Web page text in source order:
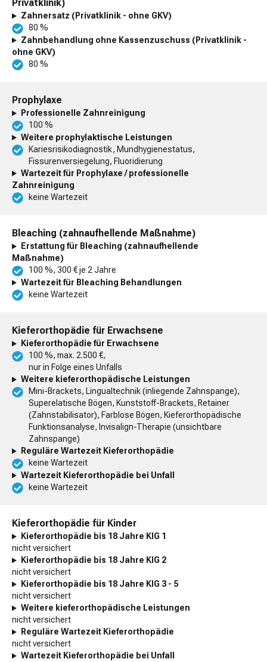
Privatklinik)
Zahnersatz (Privatklinik - ohne GKV)
80 %
Zahnbehandlung ohne Kassenzuschuss (Privatklinik -
ohne GKV)
80 %
Prophylaxe
Professionelle Zahnreinigung
100 %
Weitere prophylaktische Leistungen
Kariesrisikodiagnostik, Mundhygienestatus,
Fissurenversiegelung, Fluoridierung
Wartezeit für Prophylaxe / professionelle
Zahnreinigung
keine Wartezeit
Bleaching (zahnaufhellende Maßnahme)
Erstattung für Bleaching (zahnaufhellende
Maßnahme)
100 %, 300 € je 2 Jahre
Wartezeit für Bleaching Behandlungen
keine Wartezeit
Kieferorthopädie für Erwachsene
Kieferorthopädie für Erwachsene
100 %, max. 2.500 €,
nur in Folge eines Unfalls
Weitere kieferorthopädische Leistungen
Mini-Brackets, Lingualtechnik (inliegende Zahnspange),
Superelatische Bögen, Kunststoff-Brackets, Retainer
(Zahnstabilisator), Farblose Bögen, Kieferorthopädische
Funktionsanalyse, Invisalign-Therapie (unsichtbare
Zahnspange)
Reguläre Wartezeit Kieferorthopädie
keine Wartezeit
Wartezeit Kieferorthopädie bei Unfall
keine Wartezeit
Kieferorthopädie für Kinder
Kieferorthopädie bis 18 Jahre KIG 1
nicht versichert
Kieferorthopädie bis 18 Jahre KIG 2
nicht versichert
Kieferorthopädie bis 18 Jahre KIG 3 - 5
nicht versichert
Weitere kieferorthopädische Leistungen
nicht versichert
Reguläre Wartezeit Kieferorthopädie
nicht versichert
Wartezeit Kieferorthopädie bei Unfall